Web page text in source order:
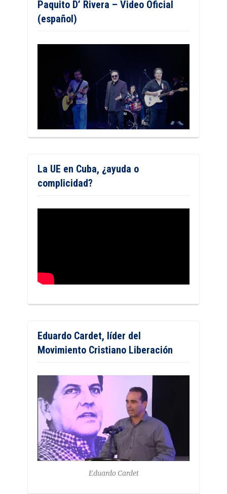
Paquito D’ Rivera – Video Oficial
(español)
La UE en Cuba, ¿ayuda o
complicidad?
Eduardo Cardet, líder del
Movimiento Cristiano Liberación
Eduardo Cardet